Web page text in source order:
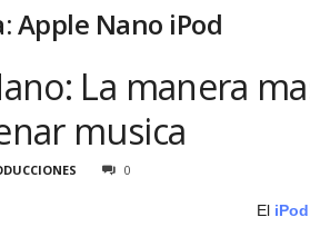
Apple Nano iPod
La manera
musica
0
El iPod